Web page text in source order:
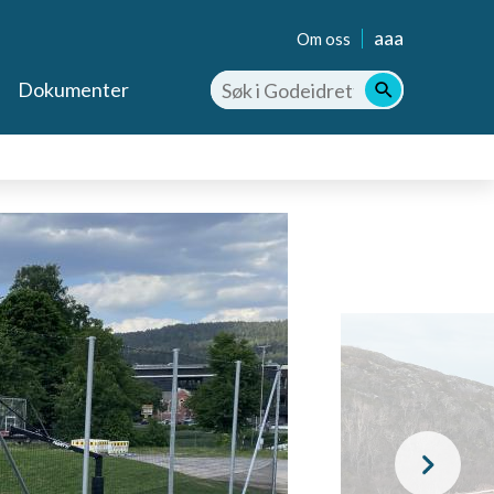
Om oss aaa
Dokumenter